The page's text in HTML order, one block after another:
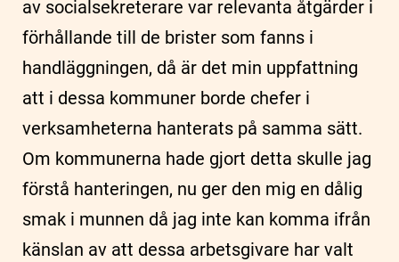
av socialsekreterare var relevanta åtgärder i
förhållande till de brister som fanns i
handläggningen, då är det min uppfattning
att i dessa kommuner borde chefer i
verksamheterna hanterats på samma sätt.
Om kommunerna hade gjort detta skulle jag
förstå hanteringen, nu ger den mig en dålig
smak i munnen då jag inte kan komma ifrån
känslan av att dessa arbetsgivare har valt